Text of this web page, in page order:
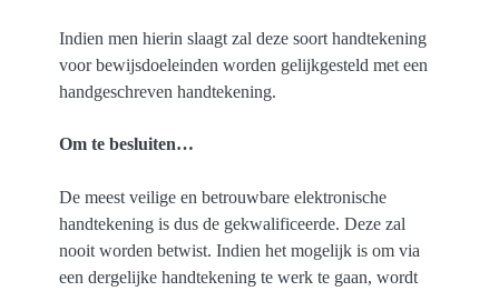
Indien men hierin slaagt zal deze soort handtekening
voor bewijsdoeleinden worden gelijkgesteld met een
handgeschreven handtekening.
Om te besluiten…
De meest veilige en betrouwbare elektronische
handtekening is dus de gekwalificeerde. Deze zal
nooit worden betwist. Indien het mogelijk is om via
een dergelijke handtekening te werk te gaan, wordt